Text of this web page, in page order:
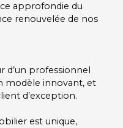
approfondie du
renouvelée de nos
d’un professionnel
modèle innovant, et
d’exception.
est unique,